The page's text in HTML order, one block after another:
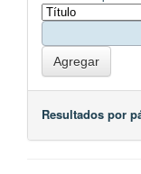
Resultados por